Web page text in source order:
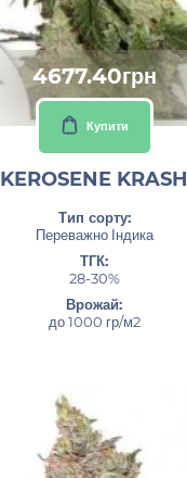
4677.40грн
Купити
KEROSENE KRASH
Тип сорту:
Переважно Індика
ТГК:
28-30%
Врожай:
до 1000 гр/м2